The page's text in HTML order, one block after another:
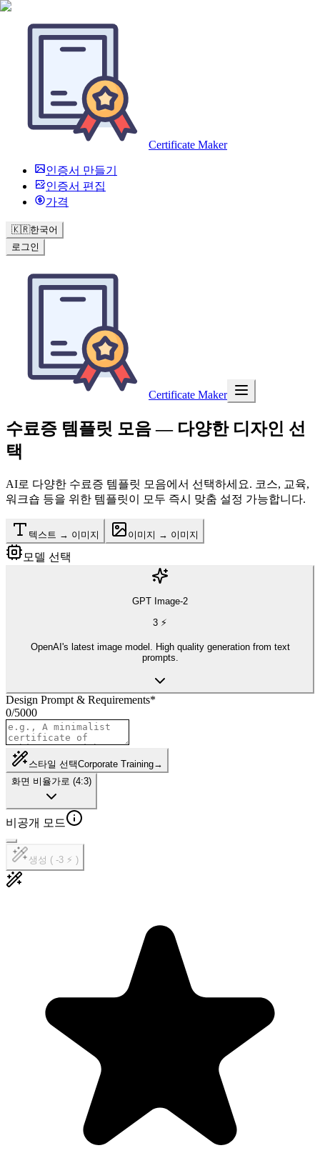
Certificate Maker
인증서 만들기
인증서 편집
가격
🇰🇷한국어
로그인
Certificate Maker
수료증 템플릿 모음— 다양한 디자인 선
택
AI로 다양한 수료증 템플릿 모음에서 선택하세요. 코스, 교육,
워크숍 등을 위한 템플릿이 모두 즉시 맞춤 설정 가능합니다.
텍스트 → 이미지 이미지 → 이미지
모델 선택
GPT Image-2
3 ⚡
OpenAI's latest image model. High quality generation from text
prompts.
Design Prompt & Requirements*
0/5000
스타일 선택Corporate Training→
화면 비율가로 (4:3)
비공개 모드
생성 ( -3 ⚡ )